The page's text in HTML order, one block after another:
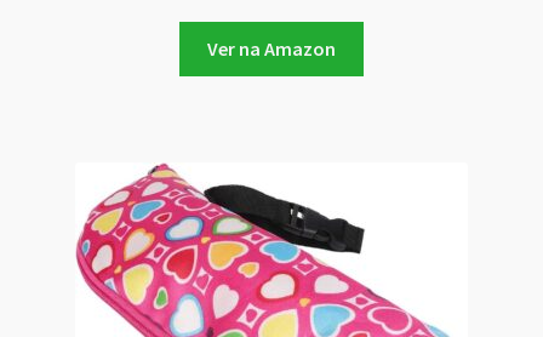
Ver na Amazon